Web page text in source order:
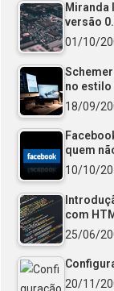
Miranda
versão
01/10/
no estilo
18/09/
quem
10/10/
com
25/06/
20/11/